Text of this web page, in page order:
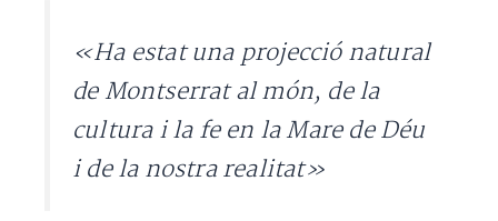
«Ha estat una projecció natural
de Montserrat al món, de la
cultura i la fe en la Mare de Déu
i de la nostra realitat»